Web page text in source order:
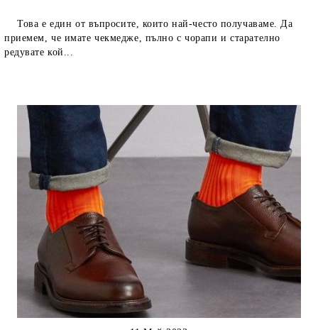
Това е един от въпросите, които най-често получаваме. Да
приемем, че имате чекмедже, пълно с чорапи и старателно
редувате кой...